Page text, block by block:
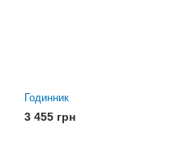
Годинник
3 455 грн